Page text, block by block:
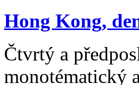
Hong Kong,
Čtvrtý a
monotématický